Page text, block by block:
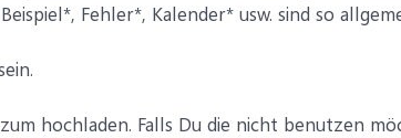
Fehler*, Kalender* usw. sind so
hochladen. Falls Du die nicht benutzen